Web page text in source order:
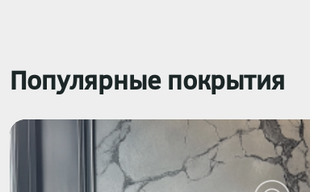
Популярные покрытия